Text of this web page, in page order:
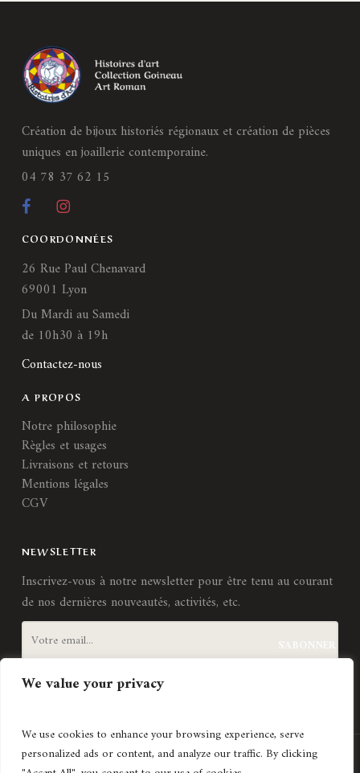
We value your privacy
We use cookies to enhance your browsing experience, serve
personalized ads or content, and analyze our traffic. By clicking
Création de bijoux historiés régionaux et création de pièces
uniques en joaillerie contemporaine.
04 78 37 62 15
COORDONNÉES
26 Rue Paul Chenavard
69001 Lyon
Du Mardi au Samedi
de 10h30 à 19h
Contactez-nous
A PROPOS
Notre philosophie
Règles et usages
Livraisons et retours
Mentions légales
CGV
NEWSLETTER
Inscrivez-vous à notre newsletter pour être tenu au courant
de nos dernières nouveautés, activités, etc.
J'accepte lestermes et conditions